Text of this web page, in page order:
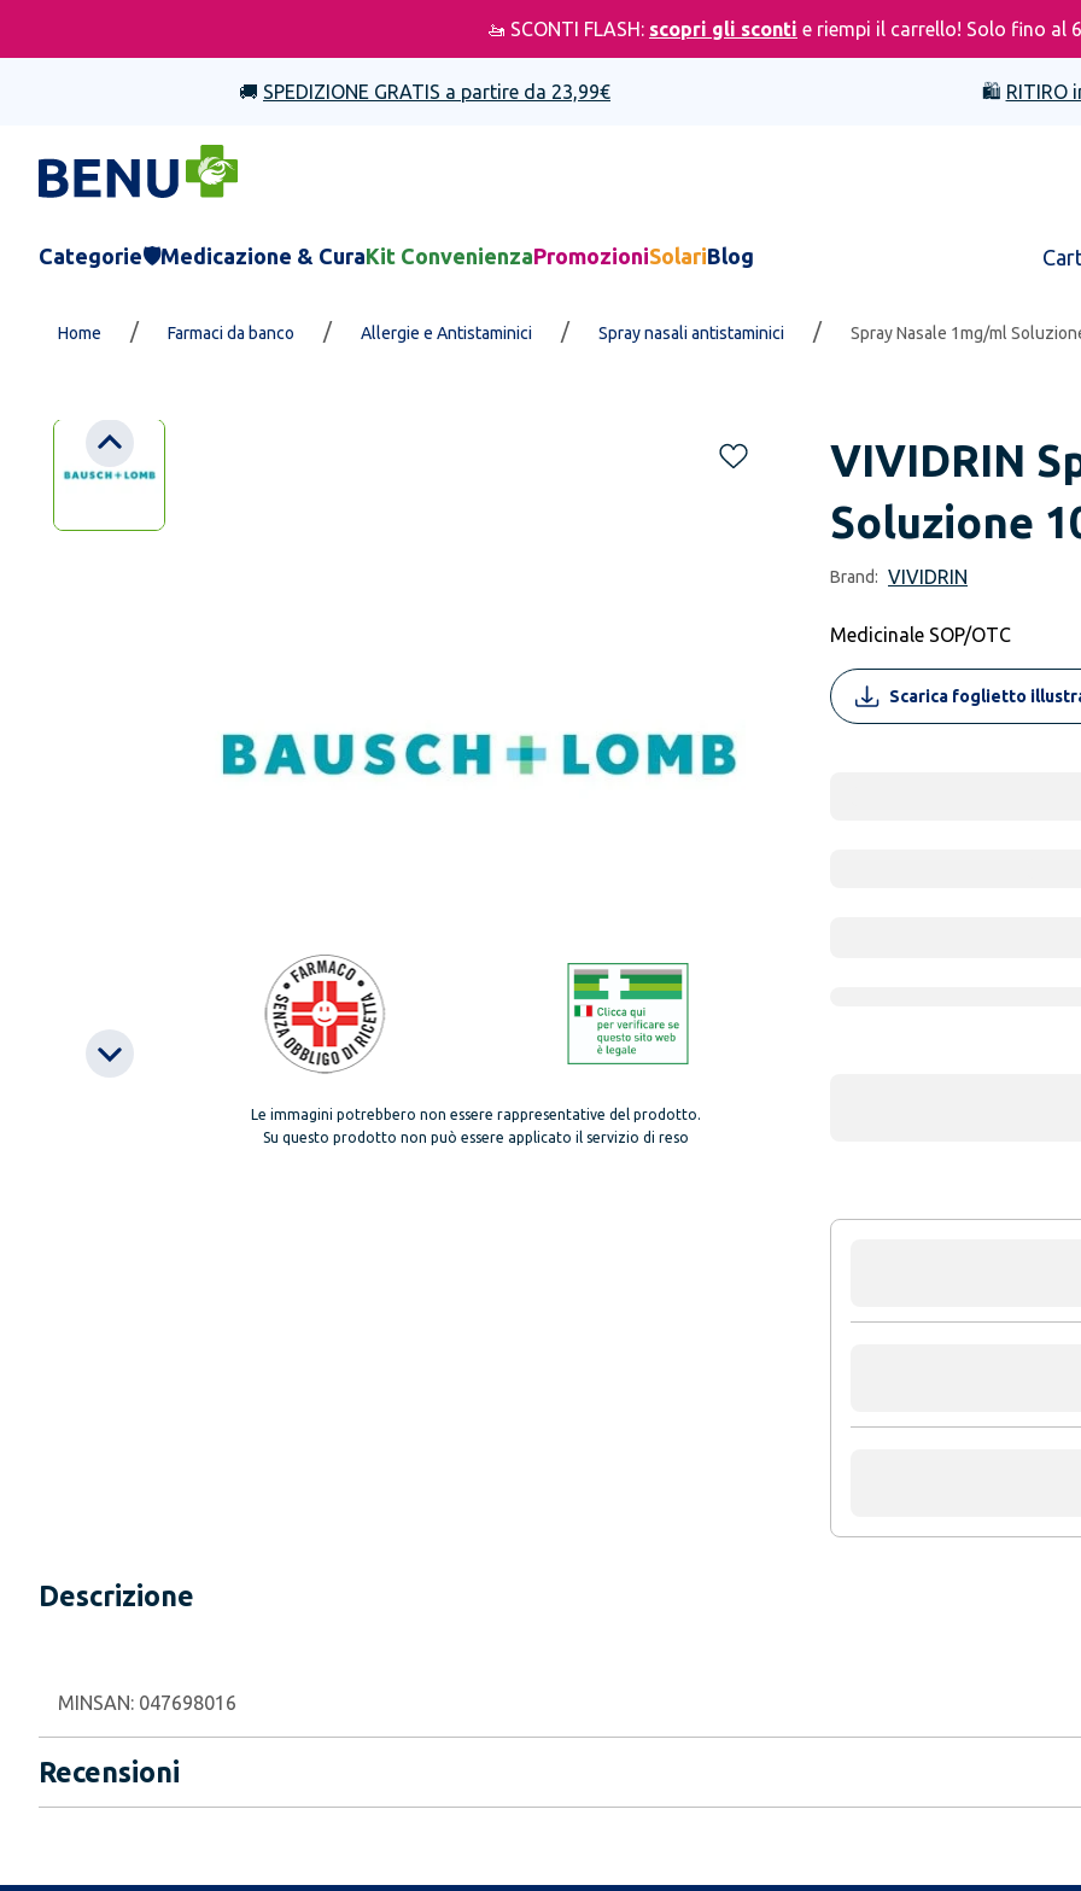
🚤 SCONTI FLASH: scopri gli sconti e riempi il carrello! Solo fino al
🚚 SPEDIZIONE GRATIS a partire da 23,99€ 🛍️ RITIRO
Categorie🛡️Medicazione & CuraKit ConvenienzaPromozioniSolariBlog
Home / Farmaci da banco / Allergie e Antistaminici / Spray nasali antistaminici / Spray Nasale 1mg/ml
Le immagini potrebbero non essere rappresentative del prodotto.
Su questo prodotto non può essere applicato il servizio di reso
VIVIDRIN
Soluzione
Brand: VIVIDRIN
Medicinale SOP/OTC
Scarica foglietto
Descrizione
MINSAN: 047698016
Recensioni